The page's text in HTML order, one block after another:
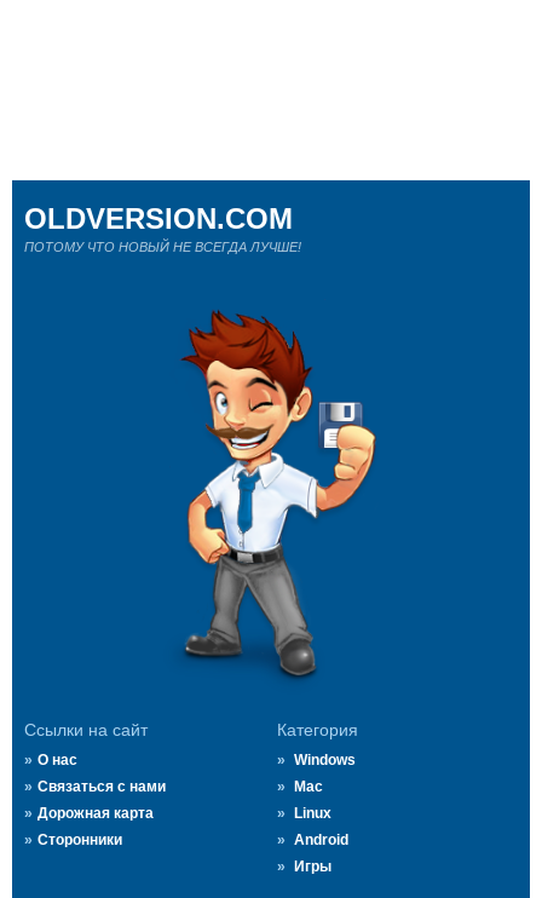
Ссылки на сайт
О нас
Связаться с нами
Дорожная карта
Сторонники
Категория
Windows
Mac
Linux
Android
Игры
OLDVERSION.COM
ПОТОМУ ЧТО НОВЫЙ НЕ ВСЕГДА ЛУЧШЕ!